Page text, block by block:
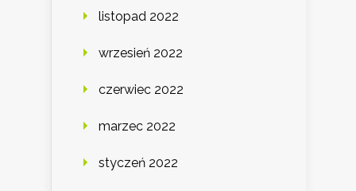
listopad 2022
wrzesień 2022
czerwiec 2022
marzec 2022
styczeń 2022